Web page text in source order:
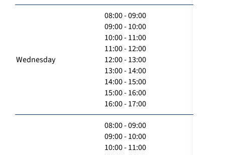
Wednesday
08:00 - 09:00
09:00 - 10:00
10:00 - 11:00
11:00 - 12:00
12:00 - 13:00
13:00 - 14:00
14:00 - 15:00
15:00 - 16:00
16:00 - 17:00
08:00 - 09:00
09:00 - 10:00
10:00 - 11:00